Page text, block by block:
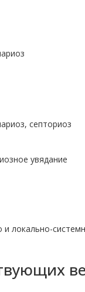
септориоз
увядание
локально-